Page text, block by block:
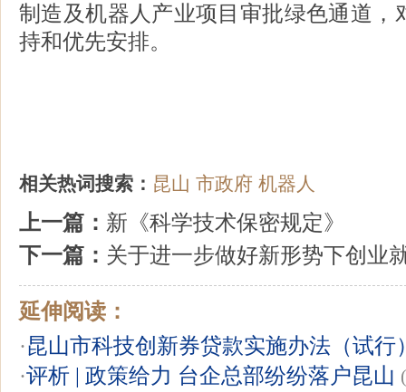
制造及机器人产业项目审批绿色通道，
持和优先安排。
相关热词搜索： 昆山 市政府 机器人
上一篇： 新《科学技术保密规定》
下一篇： 关于进一步做好新形势下创业
延伸阅读：
·昆山市科技创新券贷款实施办法（试行
·评析 | 政策给力 台企总部纷纷落户昆山